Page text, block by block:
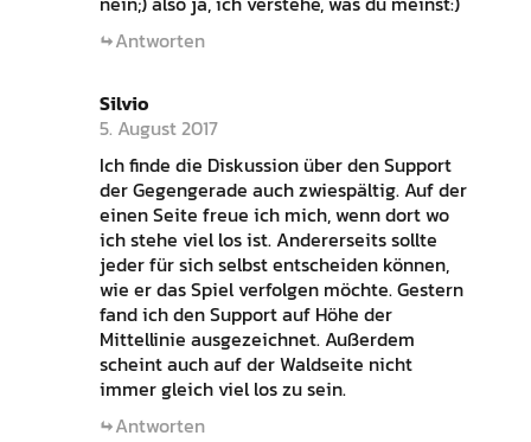
Antworten
Silvio
5. August 2017
Ich finde die Diskussion über den Support
der Gegengerade auch zwiespältig. Auf der
einen Seite freue ich mich, wenn dort wo
ich stehe viel los ist. Andererseits sollte
jeder für sich selbst entscheiden können,
wie er das Spiel verfolgen möchte. Gestern
fand ich den Support auf Höhe der
Mittellinie ausgezeichnet. Außerdem
scheint auch auf der Waldseite nicht
immer gleich viel los zu sein.
Antworten